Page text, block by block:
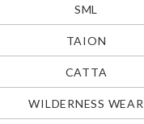
SML
TAION
CATTA
WILDERNESS WEAR